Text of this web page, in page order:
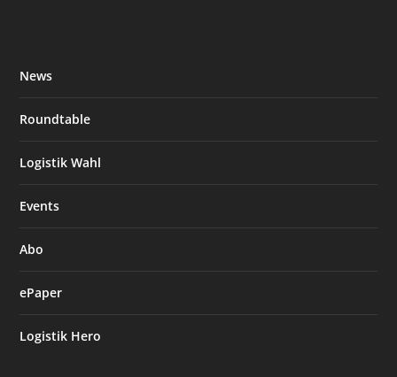
News
Roundtable
Logistik Wahl
Events
Abo
ePaper
Logistik Hero